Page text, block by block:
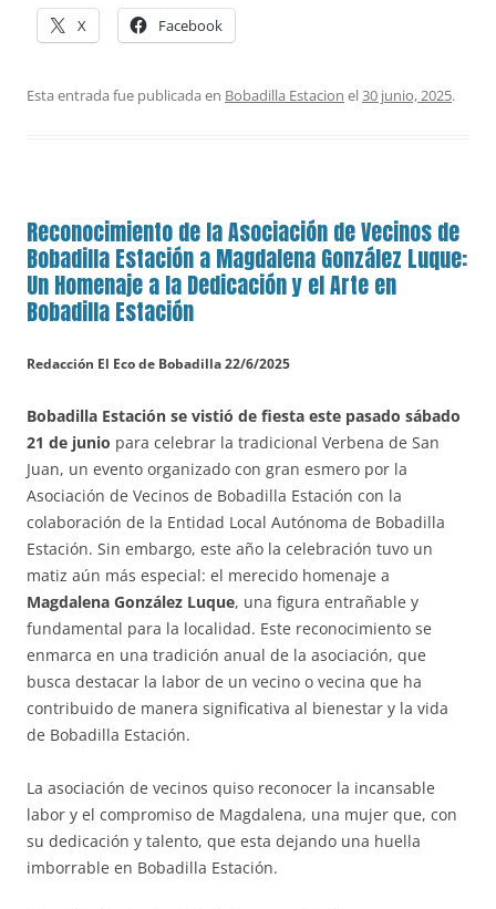
X Facebook
Esta entrada fue publicada en Bobadilla Estacion el30 junio, 2025.
Reconocimiento de la Asociación de Vecinos de
Bobadilla Estación a Magdalena González Luque:
Un Homenaje a la Dedicación y el Arte en
Bobadilla Estación
Redacción El Eco de Bobadilla 22/6/2025
Bobadilla Estación se vistió de fiesta este pasado sábado
21 de junio para celebrar la tradicional Verbena de San
Juan, un evento organizado con gran esmero por la
Asociación de Vecinos de Bobadilla Estación con la
colaboración de la Entidad Local Autónoma de Bobadilla
Estación. Sin embargo, este año la celebración tuvo un
matiz aún más especial: el merecido homenaje a
Magdalena González Luque, una figura entrañable y
fundamental para la localidad. Este reconocimiento se
enmarca en una tradición anual de la asociación, que
busca destacar la labor de un vecino o vecina que ha
contribuido de manera significativa al bienestar y la vida
de Bobadilla Estación.
La asociación de vecinos quiso reconocer la incansable
labor y el compromiso de Magdalena, una mujer que, con
su dedicación y talento, que esta dejando una huella
imborrable en Bobadilla Estación.